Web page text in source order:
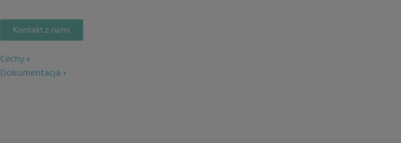
Kontakt z nami
Cechy
Dokumentacja